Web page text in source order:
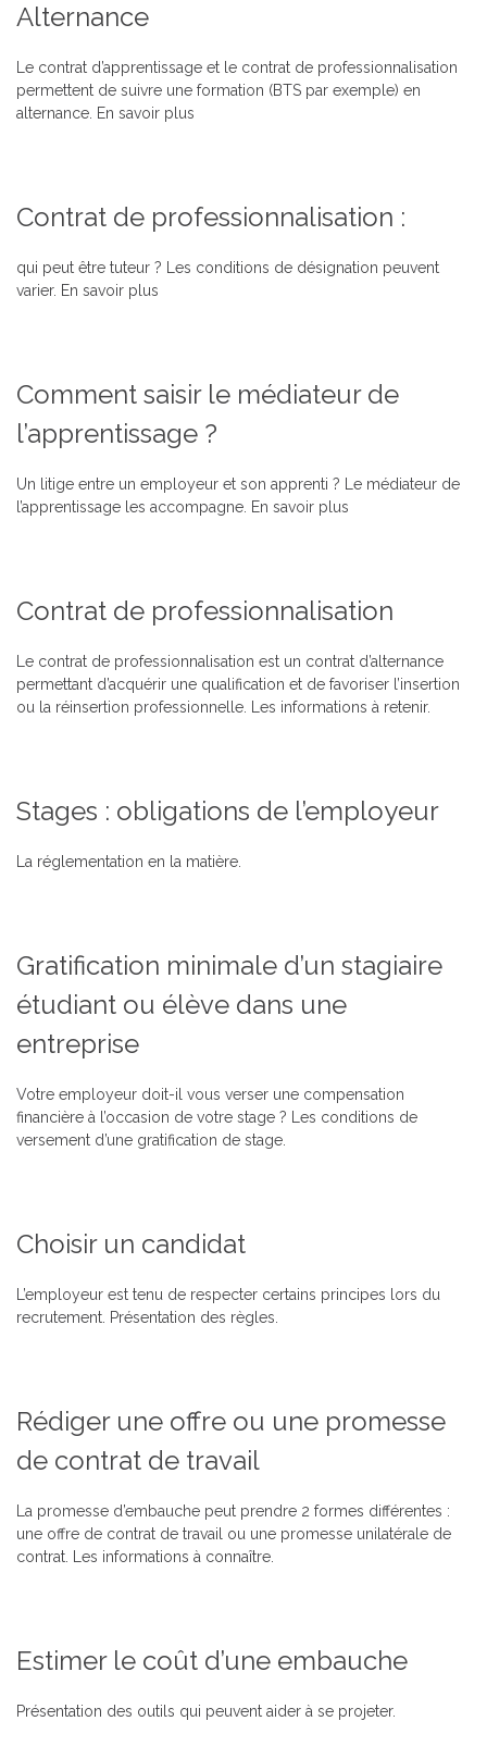
Alternance
Le contrat d’apprentissage et le contrat de professionnalisation
permettent de suivre une formation (BTS par exemple) en
alternance. En savoir plus
Contrat de professionnalisation :
qui peut être tuteur ? Les conditions de désignation peuvent
varier. En savoir plus
Comment saisir le médiateur de
l’apprentissage ?
Un litige entre un employeur et son apprenti ? Le médiateur de
l’apprentissage les accompagne. En savoir plus
Contrat de professionnalisation
Le contrat de professionnalisation est un contrat d’alternance
permettant d’acquérir une qualification et de favoriser l’insertion
ou la réinsertion professionnelle.
Les informations à retenir.
Stages : obligations de l’employeur
La réglementation en la matière.
Gratification minimale d’un stagiaire
étudiant ou élève dans une
entreprise
Votre employeur doit-il vous verser une compensation
financière à l’occasion de votre stage ?
Les conditions de
versement d’une gratification de stage.
Choisir un candidat
L’employeur est tenu de respecter certains principes lors du
recrutement. Présentation des règles.
Rédiger une offre ou une promesse
de contrat de travail
La promesse d’embauche peut prendre 2 formes différentes :
une offre de contrat de travail ou une promesse unilatérale de
contrat.
Les informations à connaître.
Estimer le coût d’une embauche
Présentation des outils qui peuvent aider à se projeter.